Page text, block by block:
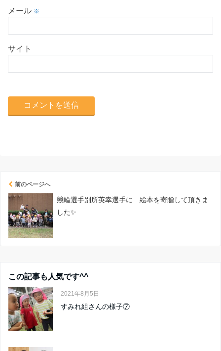
メール ※
サイト
前のページへ
競輪選手別所英幸選手に 絵本を寄贈して頂きま
した✨
この記事も人気です^^
2021年8月5日
すみれ組さんの様子⑦